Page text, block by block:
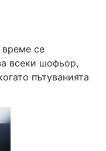
време се
всеки шофьор,
пътуванията